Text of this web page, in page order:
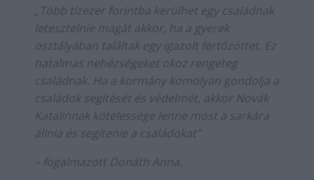
„Több tízezer forintba kerülhet egy családnak
letesztelnie magát akkor, ha a gyerek
osztályában találtak egy igazolt fertőzöttet. Ez
hatalmas nehézségeket okoz rengeteg
családnak. Ha a kormány komolyan gondolja a
családok segítését és védelmét, akkor Novák
Katalinnak kötelessége lenne most a sarkára
állnia és segítenie a családokat”
– fogalmazott Donáth Anna.